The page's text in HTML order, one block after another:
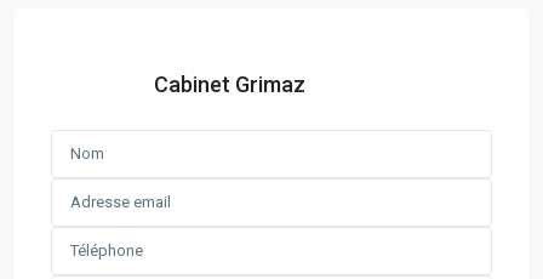
Cabinet Grimaz